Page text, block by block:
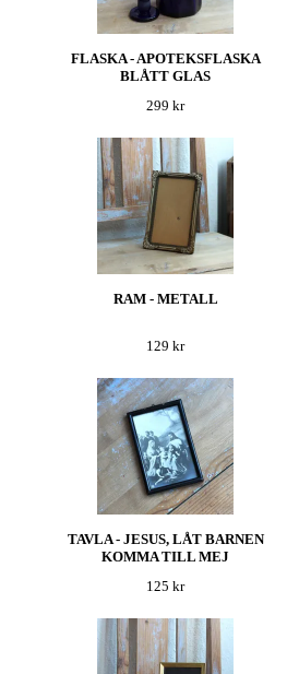
FLASKA - APOTEKSFLASKA
BLÅTT GLAS
299 kr
RAM - METALL
129 kr
TAVLA - JESUS, LÅT BARNEN
KOMMA TILL MEJ
125 kr